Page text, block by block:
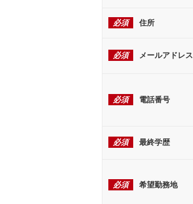
必須 住所
必須 メールアドレス
必須 電話番号
必須 最終学歴
必須 希望勤務地